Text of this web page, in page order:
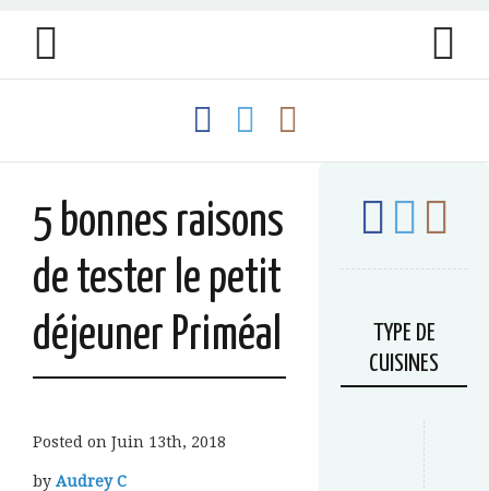
5 bonnes raisons
de tester le petit
déjeuner Priméal
Posted on Juin 13th, 2018
by Audrey C
TYPE DE
CUISINES